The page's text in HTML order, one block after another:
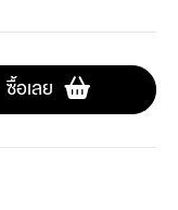
ซื้อเลย